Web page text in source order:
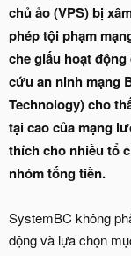
chủ ảo (VPS) bị
phép tội phạm
che giấu hoạt
cứu an ninh mạng
Technology) cho
tại cao của mạng
thích cho nhiều tổ
nhóm tống tiền.
SystemBC không
động và lựa chọn